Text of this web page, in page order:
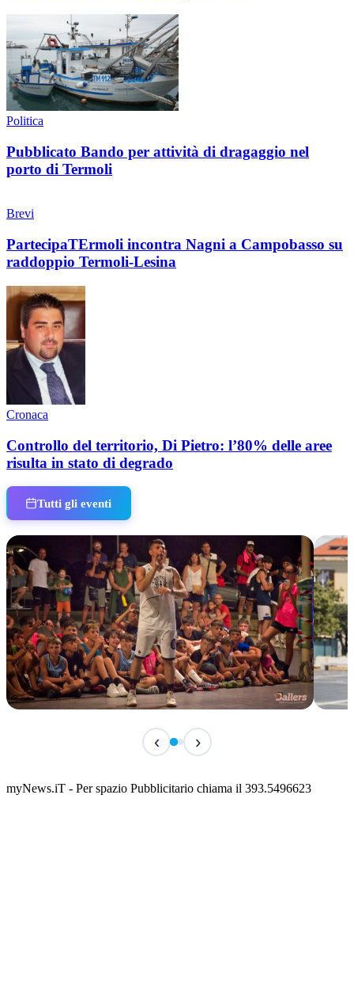
Politica
Pubblicato Bando per attività di dragaggio nel
porto di Termoli
Brevi
PartecipaTErmoli incontra Nagni a Campobasso su
raddoppio Termoli-Lesina
Cronaca
Controllo del territorio, Di Pietro: l’80% delle aree
risulta in stato di degrado
Tutti gli eventi
Classic Contest 3vs3 Memorial Michele
📅 6 Agosto 2026 · 09:00 · 📍 Lungomare C. Colombo
‹ ›
myNews.iT - Per spazio Pubblicitario chiama il 393.5496623